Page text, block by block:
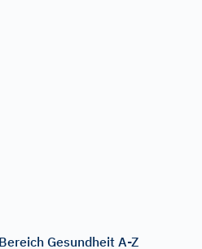
Gesundheit A-Z